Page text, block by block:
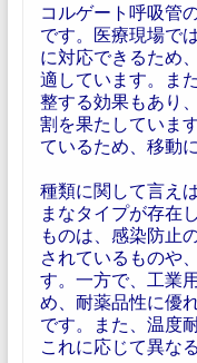
コルゲート呼吸管
です。医療現場で
に対応できるため
適しています。ま
整する効果もあり
割を果たしていま
ているため、移動
種類に関して言え
まなタイプが存在
ものは、感染防止
されているものや
す。一方で、工業
め、耐薬品性に優
です。また、温度
これに応じて異な